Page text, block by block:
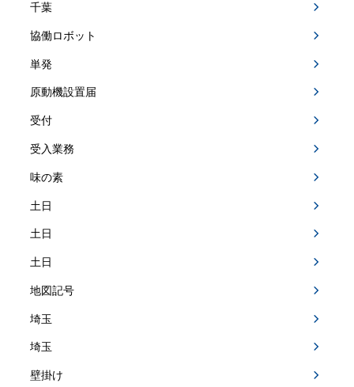
千葉
協働ロボット
単発
原動機設置届
受付
受入業務
味の素
土日
土日
土日
地図記号
埼玉
埼玉
壁掛け